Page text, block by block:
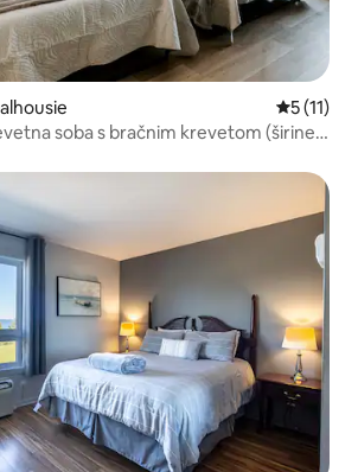
5 (11)
soba s bračnim krevetom (širine